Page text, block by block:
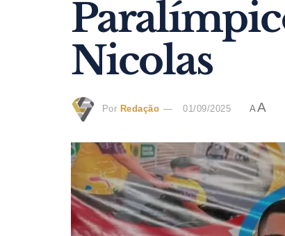
Nicolas
Por Redação 01/09/2025 AA